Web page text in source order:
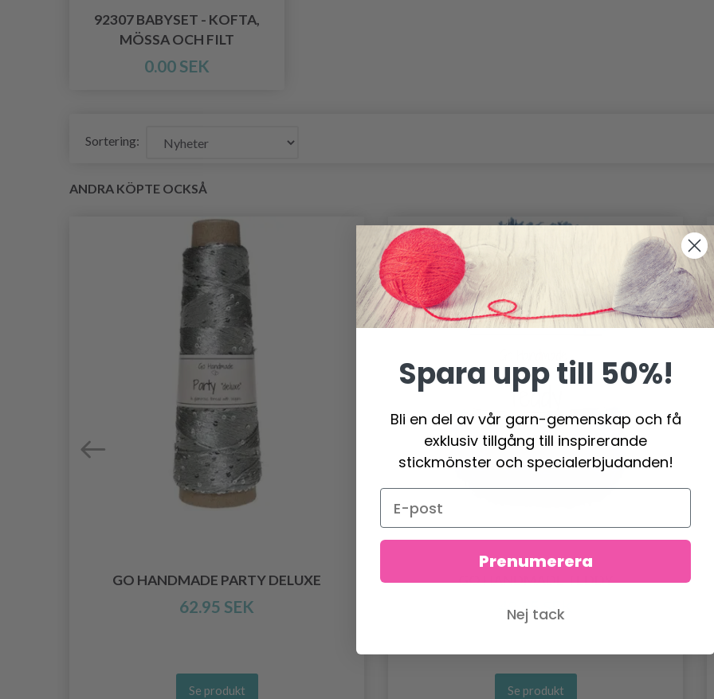
92307 BABYSET - KOFTA,
MÖSSA OCH FILT
0.00 SEK
Sortering:
ANDRA KÖPTE OCKSÅ
GO HANDMADE PARTY DELUXE
62.95 SEK
Se produkt
GO HANDMADE TEDDY
49.95 SEK
Se produkt
Spara upp till 50%!
Bli en del av vår garn-gemenskap och få
exklusiv tillgång till inspirerande
stickmönster och specialerbjudanden!
Prenumerera
Nej tack